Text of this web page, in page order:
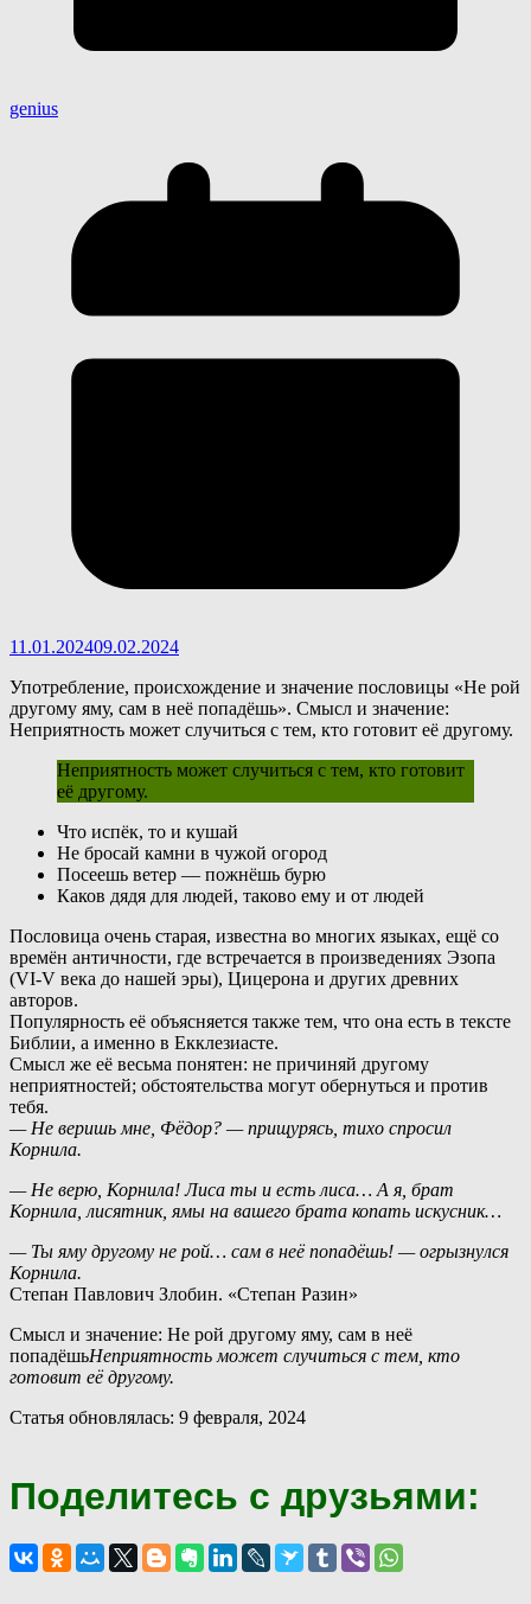
genius
11.01.202409.02.2024
Употребление, происхождение и значение пословицы «Не рой
другому яму, сам в неё попадёшь». Смысл и значение:
Неприятность может случиться с тем, кто готовит её другому.
Неприятность может случиться с тем, кто готовит
её другому.
Что испёк, то и кушай
Не бросай камни в чужой огород
Посеешь ветер — пожнёшь бурю
Каков дядя для людей, таково ему и от людей
Пословица очень старая, известна во многих языках, ещё со
времён античности, где встречается в произведениях Эзопа
(VI-V века до нашей эры), Цицерона и других древних
авторов.
Популярность её объясняется также тем, что она есть в тексте
Библии, а именно в Екклезиасте.
Смысл же её весьма понятен: не причиняй другому
неприятностей; обстоятельства могут обернуться и против
тебя.
— Не веришь мне, Фёдор? — прищурясь, тихо спросил
Корнила.
— Не верю, Корнила! Лиса ты и есть лиса… А я, брат
Корнила, лисятник, ямы на вашего брата копать искусник…
— Ты яму другому не рой… сам в неё попадёшь! — огрызнулся
Корнила.
Степан Павлович Злобин. «Степан Разин»
Смысл и значение: Не рой другому яму, сам в неё
попадёшьНеприятность может случиться с тем, кто
готовит её другому.
Статья обновлялась: 9 февраля, 2024
Поделитесь с друзьями: